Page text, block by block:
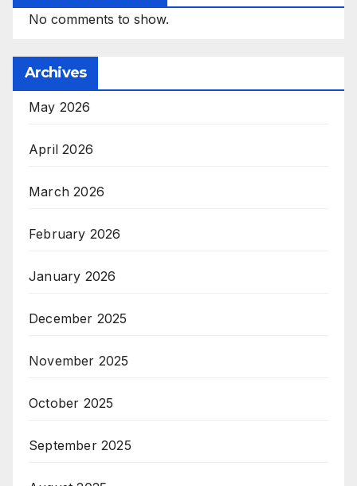
No comments to show.
Archives
May 2026
April 2026
March 2026
February 2026
January 2026
December 2025
November 2025
October 2025
September 2025